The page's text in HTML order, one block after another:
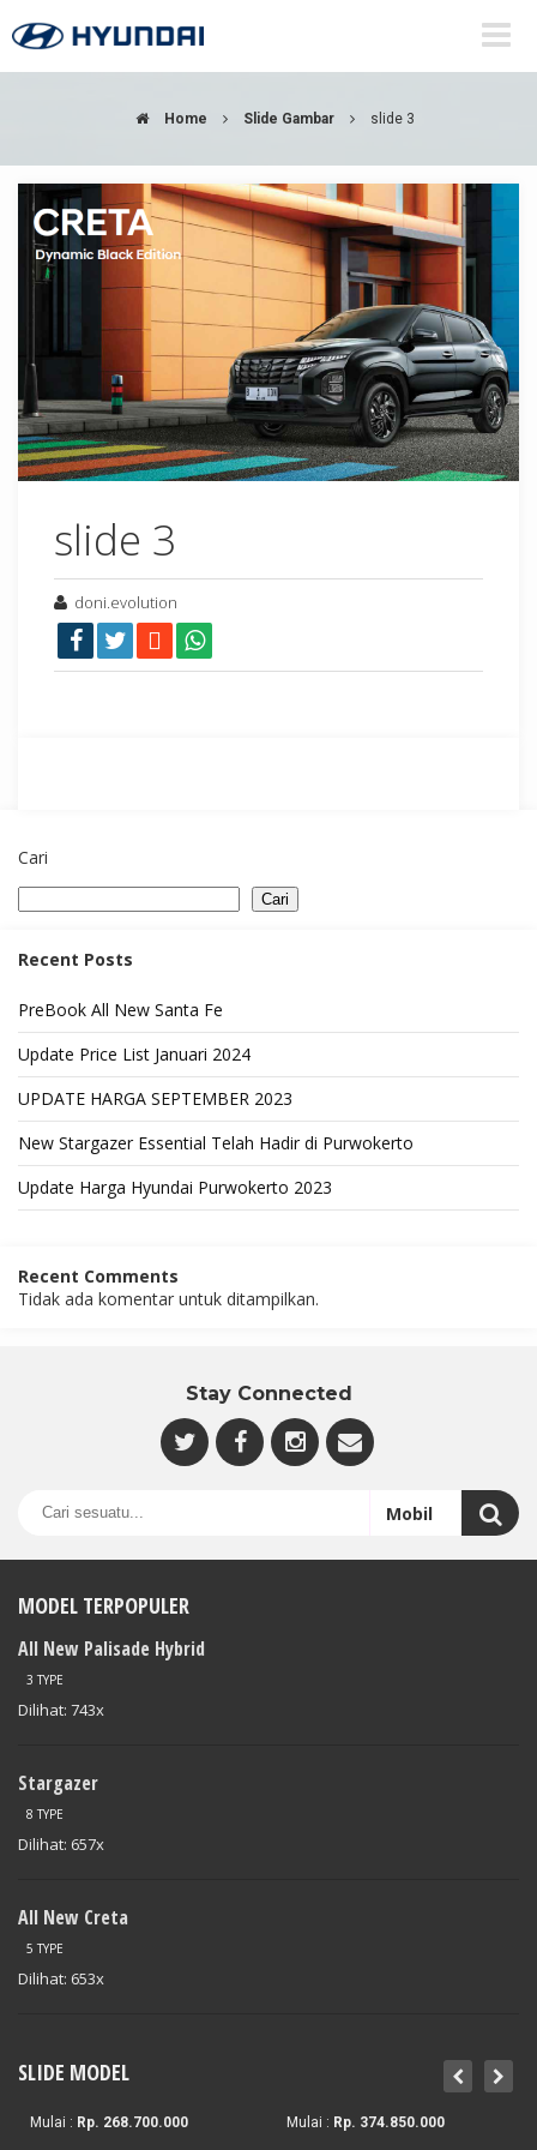
Home Slide Gambar slide 3
slide 3
doni.evolution
Cari
Cari
Recent Posts
PreBook All New Santa Fe
Update Price List Januari 2024
UPDATE HARGA SEPTEMBER 2023
New Stargazer Essential Telah Hadir di Purwokerto
Update Harga Hyundai Purwokerto 2023
Recent Comments
Tidak ada komentar untuk ditampilkan.
Stay Connected
MODEL TERPOPULER
All New Palisade Hybrid
3 TYPE
Dilihat: 743x
Stargazer
8 TYPE
Dilihat: 657x
All New Creta
5 TYPE
Dilihat: 653x
SLIDE MODEL
Stargazer
Mulai : Rp. 268.700.000 Mulai : Rp. 374.850.000